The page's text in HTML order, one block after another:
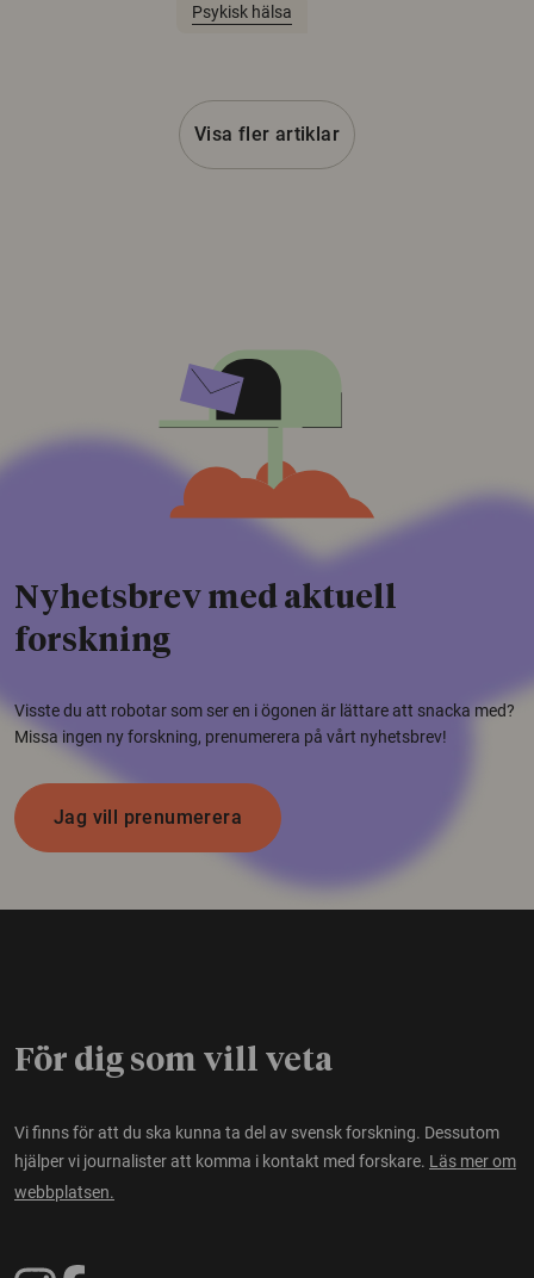
Psykisk hälsa
Visa fler artiklar
Nyhetsbrev med aktuell
forskning
Visste du att robotar som ser en i ögonen är lättare att snacka med?
Missa ingen ny forskning, prenumerera på vårt nyhetsbrev!
Jag vill prenumerera
För dig som vill veta
Vi finns för att du ska kunna ta del av svensk forskning. Dessutom
hjälper vi journalister att komma i kontakt med forskare. Läs mer om
webbplatsen.